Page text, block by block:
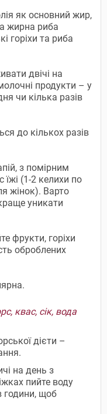
як основний жир,
жирна риба
горіхи та риба
двічі на
продукти – у
чи кілька разів
до кількох разів
з помірним
(1-2 келихи по
жінок). Варто
уникати
фрукти, горіхи
оброблених
квас, сік, вода
дієти –
на день з
пийте воду
години, щоб